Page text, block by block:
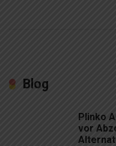
Blog
Plinko
vor